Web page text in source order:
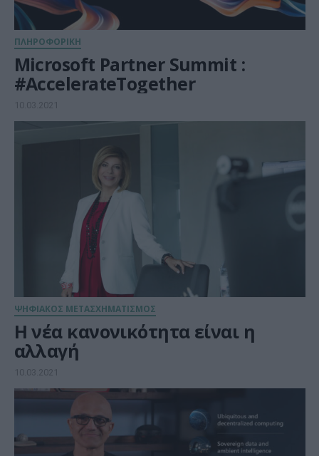
ΠΛΗΡΟΦΟΡΙΚΗ
Microsoft Partner Summit :
#AccelerateTogether
10.03.2021
ΨΗΦΙΑΚΟΣ ΜΕΤΑΣΧΗΜΑΤΙΣΜΟΣ
Η νέα κανονικότητα είναι η
αλλαγή
10.03.2021